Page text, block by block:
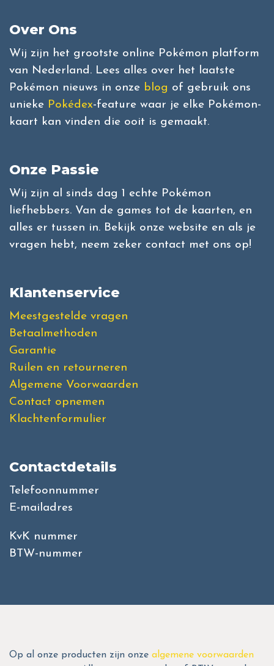
Over Ons
Wij zijn het grootste online Pokémon platform
van Nederland. Lees alles over het laatste
Pokémon nieuws in onze blog of gebruik ons
unieke Pokédex-feature waar je elke Pokémon-
kaart kan vinden die ooit is gemaakt.
Onze Passie
Wij zijn al sinds dag 1 echte Pokémon
liefhebbers. Van de games tot de kaarten, en
alles er tussen in. Bekijk onze website en als je
vragen hebt, neem zeker contact met ons op!
Klantenservice
Meestgestelde vragen
Betaalmethoden
Garantie
Ruilen en retourneren
Algemene Voorwaarden
Contact opnemen
Klachtenformulier
Contactdetails
Telefoonnummer
E-mailadres
KvK nummer
BTW-nummer
Op al onze producten zijn onze algemene voorwaarden